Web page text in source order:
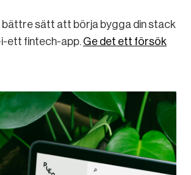
bättre sätt att börja bygga din stack
i-ett fintech-app. Ge det ett försök